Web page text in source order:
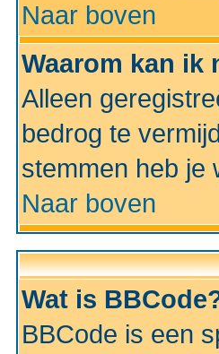
Naar boven
Waarom kan ik
Alleen
bedrog te
stemmen heb je
Naar boven
Wat is
BBCode is een